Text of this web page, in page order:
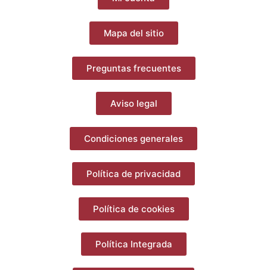
Mapa del sitio
Preguntas frecuentes
Aviso legal
Condiciones generales
Política de privacidad
Política de cookies
Política Integrada